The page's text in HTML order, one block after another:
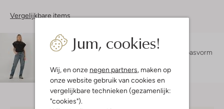
Jum, cookies!
Wij, en onze negen partners, maken op
onze website gebruik van cookies en
vergelijkbare technieken (gezamenlijk:
"cookies").
Vergelijkbare items
Maatadvies
Sara is 1 meter 78 lang en draagt maat S.
De pasvorm